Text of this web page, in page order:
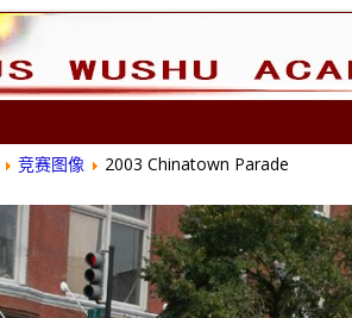
竞赛图像 2003 Chinatown Parade